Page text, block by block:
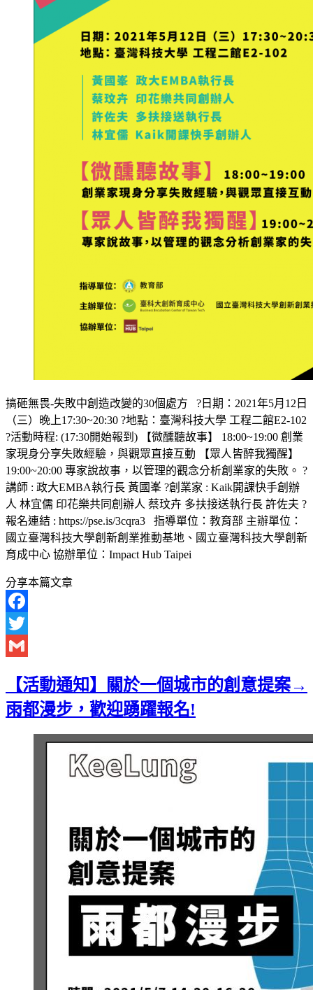
搞砸無畏-失敗中創造改變的30個處方 ?日期：2021年5月12日
（三）晚上17:30~20:30 ?地點：臺灣科技大學 工程二館E2-102
?活動時程: (17:30開始報到) 【微醺聽故事】 18:00~19:00 創業
家現身分享失敗經驗，與觀眾直接互動 【眾人皆醉我獨醒】
19:00~20:00 專家說故事，以管理的觀念分析創業家的失敗。 ?
講師 : 政大EMBA執行長 黃國峯 ?創業家 : Kaik開課快手創辦
人 林宜儒 印花樂共同創辦人 蔡玟卉 多扶接送執行長 許佐夫 ?
報名連結 : https://pse.is/3cqra3 指導單位：教育部 主辦單位：
國立臺灣科技大學創新創業推動基地、國立臺灣科技大學創新
育成中心 協辦單位：Impact Hub Taipei
分享本篇文章
Facebook
Twitter
【活動通知】關於一個城市的創意提案→
雨都漫步，歡迎踴躍報名!